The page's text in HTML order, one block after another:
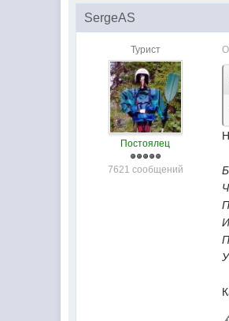
SergeAS
Турист
Постоялец
7621 сообщений